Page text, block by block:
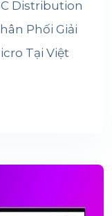
Distribution
Phối Giải
Tại Việt